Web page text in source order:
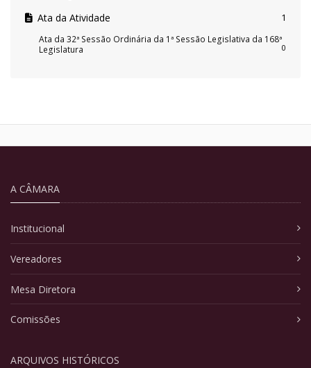
Ata da Atividade 1
Ata da 32ª Sessão Ordinária da 1ª Sessão Legislativa da 168ª
Legislatura
0
A CÂMARA
Institucional
Vereadores
Mesa Diretora
Comissões
ARQUIVOS HISTÓRICOS